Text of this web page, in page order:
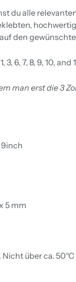
du alle
den
6, 7, 8, 9, 10, and
man erst die 3
9inch
5 mm
über ca.